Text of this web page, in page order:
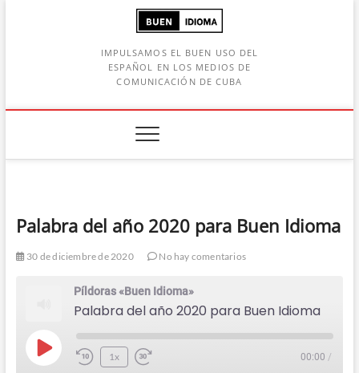
IMPULSAMOS EL BUEN USO DEL
ESPAÑOL EN LOS MEDIOS DE
COMUNICACIÓN DE CUBA
Palabra del año 2020 para Buen Idioma
30 de diciembre de 2020 No hay comentarios
Píldoras «Buen Idioma»
Palabra del año 2020 para Buen Idioma
Play
Rewind
1x
Adelanta
00:00 /